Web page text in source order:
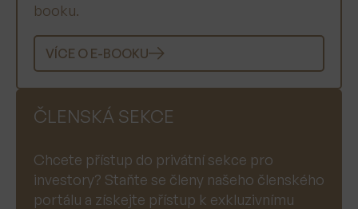
booku.
VÍCE O E-BOOKU
ČLENSKÁ SEKCE
Chcete přístup do privátní sekce pro
investory? Staňte se členy našeho členského
portálu a získejte přístup k exkluzivnímu